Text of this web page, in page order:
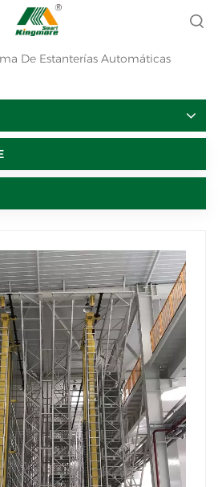
De Estanterías Automáticas